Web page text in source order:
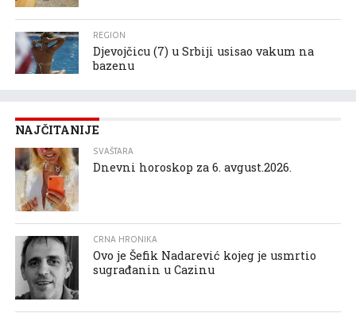
REGION
Djevojčicu (7) u Srbiji usisao vakum na
bazenu
NAJČITANIJE
SVAŠTARA
Dnevni horoskop za 6. avgust.2026.
CRNA HRONIKA
Ovo je Šefik Nadarević kojeg je usmrtio
sugrađanin u Cazinu